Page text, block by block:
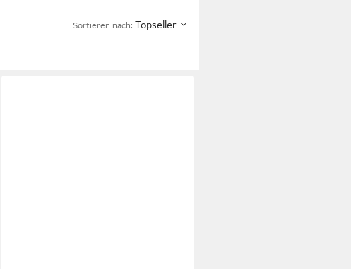
Sortieren nach: Topseller